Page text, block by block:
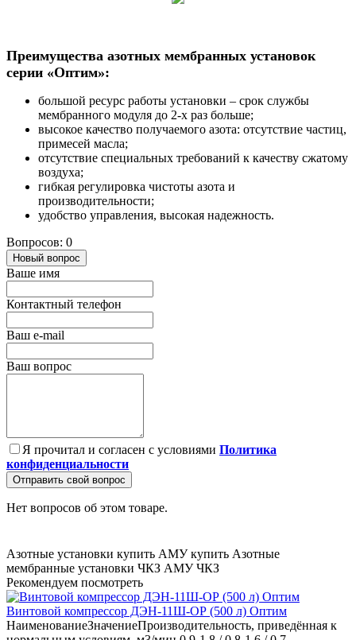
Преимущества азотных мембранных установок
серии «Оптим»:
большой ресурс работы установки – срок службы
мембранного модуля до 2-х раз больше;
высокое качество получаемого азота: отсутствие частиц,
примесей масла;
отсутствие специальных требований к качеству сжатому
воздуха;
гибкая регулировка чистоты азота и
производительности;
удобство управления, высокая надежность.
Вопросов: 0
Новый вопрос
Ваше имя
Контактный телефон
Ваш e-mail
Ваш вопрос
Я прочитал и согласен с условиями Политика
конфиденциальности
Отправить свой вопрос
Нет вопросов об этом товаре.
Азотные установки купить АМУ купить Азотные
мембранные установки ЧКЗ АМУ ЧКЗ
Рекомендуем посмотреть
Винтовой компрессор ДЭН-11Ш-ОР (500 л) Оптим
НаименованиеЗначениеПроизводительность, приведённая к